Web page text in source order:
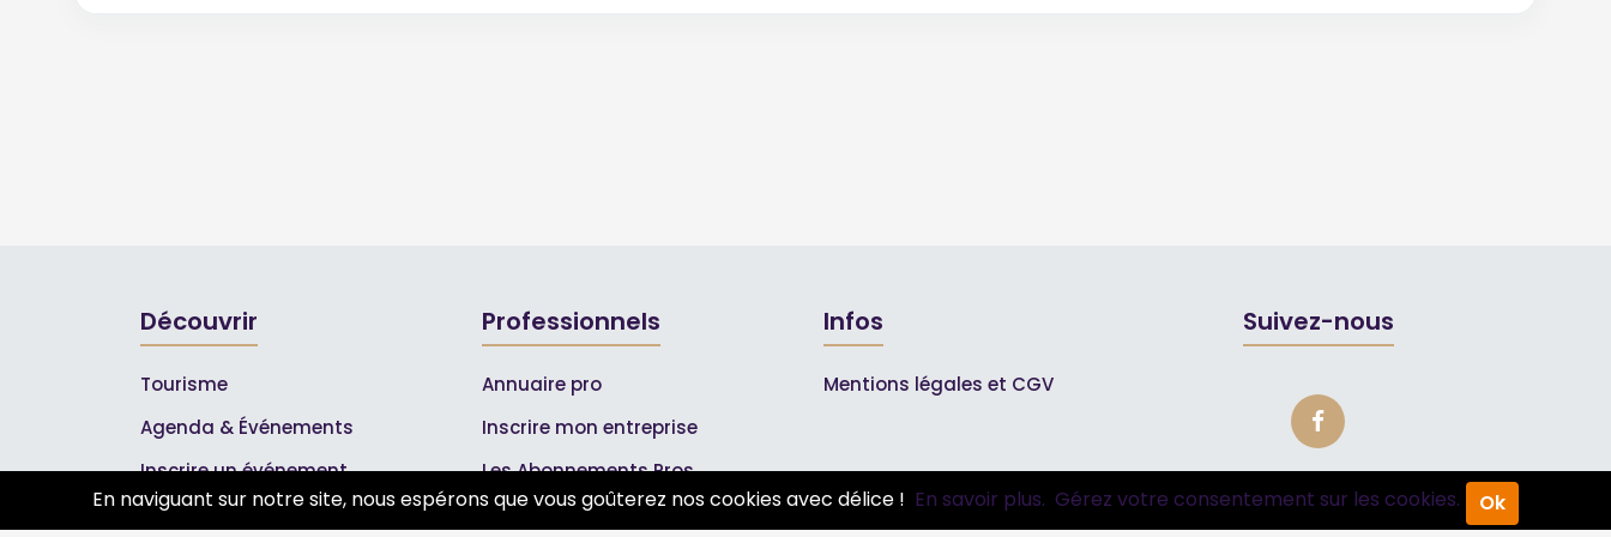
Découvrir
Tourisme
Agenda & Événements
Inscrire un événement
Qui sommes-nous ?
Professionnels
Annuaire pro
Inscrire mon entreprise
Les Abonnements Pros
Infos
Mentions légales et CGV
Suivez-nous
En naviguant sur notre site, nous espérons que vous goûterez nos cookies avec délice ! En savoir plus. Gérez votre consentement sur les cookies. Ok